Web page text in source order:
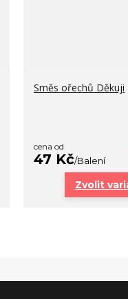
Směs ořechů Děkuji
cena od
47 Kč/Balení
Zvolit